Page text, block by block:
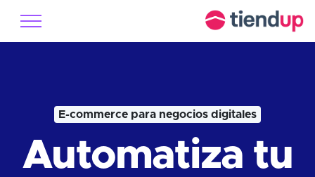
E-commerce para negocios digitales
Automatiza tu